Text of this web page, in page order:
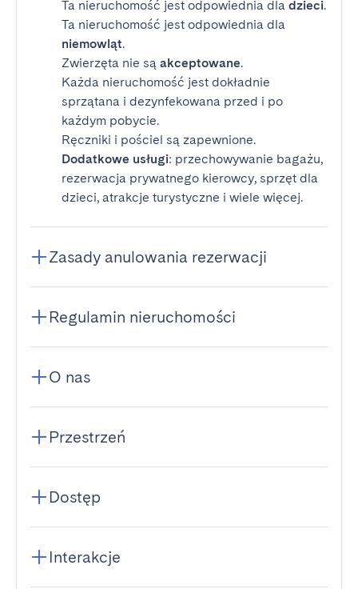
Ta nieruchomość jest odpowiednia dla dzieci.
Ta nieruchomość jest odpowiednia dla
niemowląt.
Zwierzęta nie są akceptowane.
Każda nieruchomość jest dokładnie
sprzątana i dezynfekowana przed i po
każdym pobycie.
Ręczniki i pościel są zapewnione.
Dodatkowe usługi: przechowywanie bagażu,
rezerwacja prywatnego kierowcy, sprzęt dla
dzieci, atrakcje turystyczne i wiele więcej.
Zasady anulowania rezerwacji
Regulamin nieruchomości
O nas
Przestrzeń
Dostęp
Interakcje